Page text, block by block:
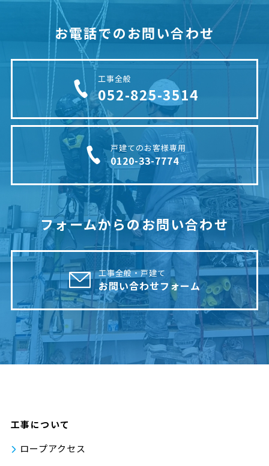
お電話でのお問い合わせ
工事全般
052-825-3514
戸建てのお客様専用
0120-33-7774
フォームからのお問い合わせ
工事全般・戸建て
お問い合わせフォーム
工事について
ロープアクセス